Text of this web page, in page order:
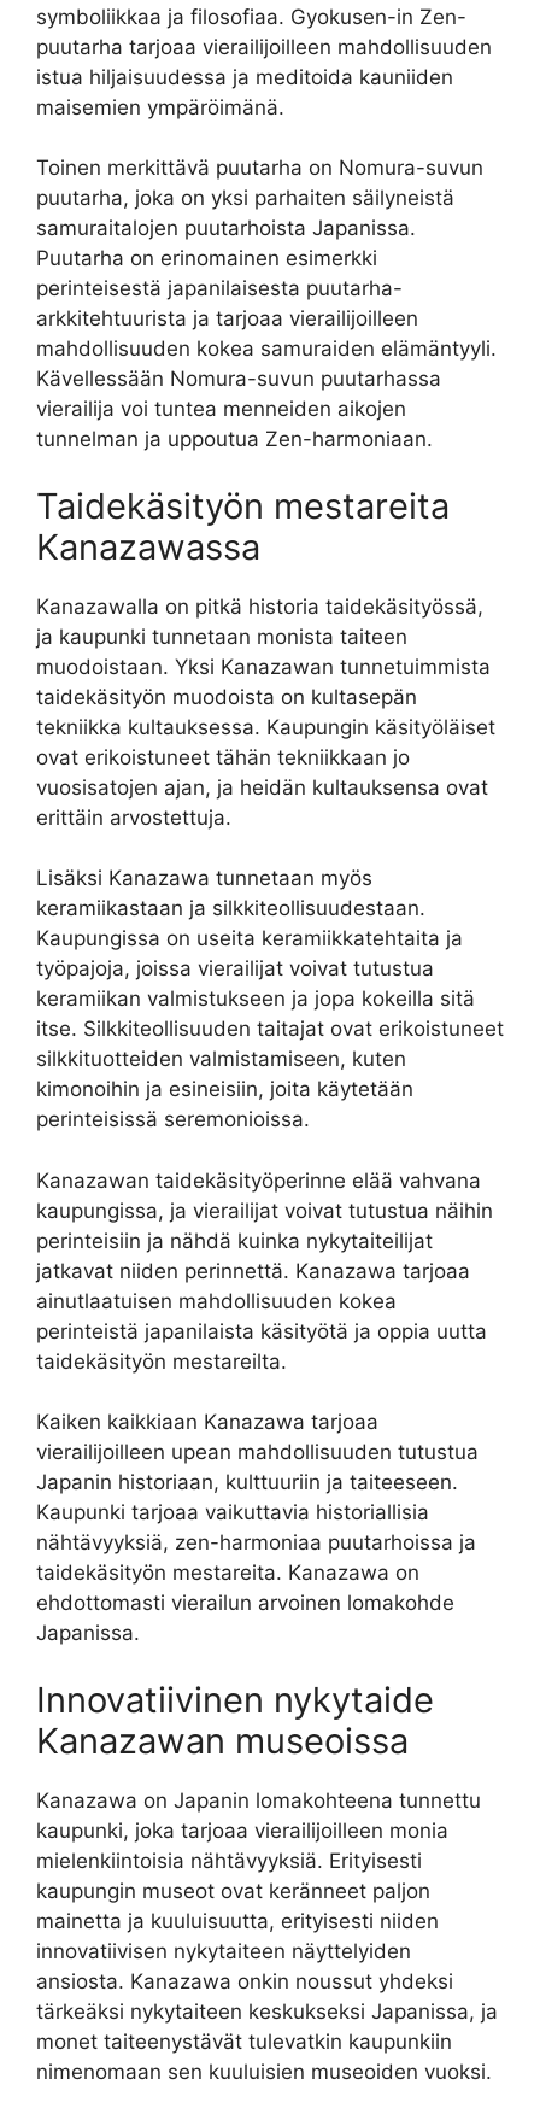
symboliikkaa ja filosofiaa. Gyokusen-in Zen-
puutarha tarjoaa vierailijoilleen mahdollisuuden
istua hiljaisuudessa ja meditoida kauniiden
maisemien ympäröimänä.
Toinen merkittävä puutarha on Nomura-suvun
puutarha, joka on yksi parhaiten säilyneistä
samuraitalojen puutarhoista Japanissa.
Puutarha on erinomainen esimerkki
perinteisestä japanilaisesta puutarha-
arkkitehtuurista ja tarjoaa vierailijoilleen
mahdollisuuden kokea samuraiden elämäntyyli.
Kävellessään Nomura-suvun puutarhassa
vierailija voi tuntea menneiden aikojen
tunnelman ja uppoutua Zen-harmoniaan.
Taidekäsityön mestareita
Kanazawassa
Kanazawalla on pitkä historia taidekäsityössä,
ja kaupunki tunnetaan monista taiteen
muodoistaan. Yksi Kanazawan tunnetuimmista
taidekäsityön muodoista on kultasepän
tekniikka kultauksessa. Kaupungin käsityöläiset
ovat erikoistuneet tähän tekniikkaan jo
vuosisatojen ajan, ja heidän kultauksensa ovat
erittäin arvostettuja.
Lisäksi Kanazawa tunnetaan myös
keramiikastaan ja silkkiteollisuudestaan.
Kaupungissa on useita keramiikkatehtaita ja
työpajoja, joissa vierailijat voivat tutustua
keramiikan valmistukseen ja jopa kokeilla sitä
itse. Silkkiteollisuuden taitajat ovat erikoistuneet
silkkituotteiden valmistamiseen, kuten
kimonoihin ja esineisiin, joita käytetään
perinteisissä seremonioissa.
Kanazawan taidekäsityöperinne elää vahvana
kaupungissa, ja vierailijat voivat tutustua näihin
perinteisiin ja nähdä kuinka nykytaiteilijat
jatkavat niiden perinnettä. Kanazawa tarjoaa
ainutlaatuisen mahdollisuuden kokea
perinteistä japanilaista käsityötä ja oppia uutta
taidekäsityön mestareilta.
Kaiken kaikkiaan Kanazawa tarjoaa
vierailijoilleen upean mahdollisuuden tutustua
Japanin historiaan, kulttuuriin ja taiteeseen.
Kaupunki tarjoaa vaikuttavia historiallisia
nähtävyyksiä, zen-harmoniaa puutarhoissa ja
taidekäsityön mestareita. Kanazawa on
ehdottomasti vierailun arvoinen lomakohde
Japanissa.
Innovatiivinen nykytaide
Kanazawan museoissa
Kanazawa on Japanin lomakohteena tunnettu
kaupunki, joka tarjoaa vierailijoilleen monia
mielenkiintoisia nähtävyyksiä. Erityisesti
kaupungin museot ovat keränneet paljon
mainetta ja kuuluisuutta, erityisesti niiden
innovatiivisen nykytaiteen näyttelyiden
ansiosta. Kanazawa onkin noussut yhdeksi
tärkeäksi nykytaiteen keskukseksi Japanissa, ja
monet taiteenystävät tulevatkin kaupunkiin
nimenomaan sen kuuluisien museoiden vuoksi.